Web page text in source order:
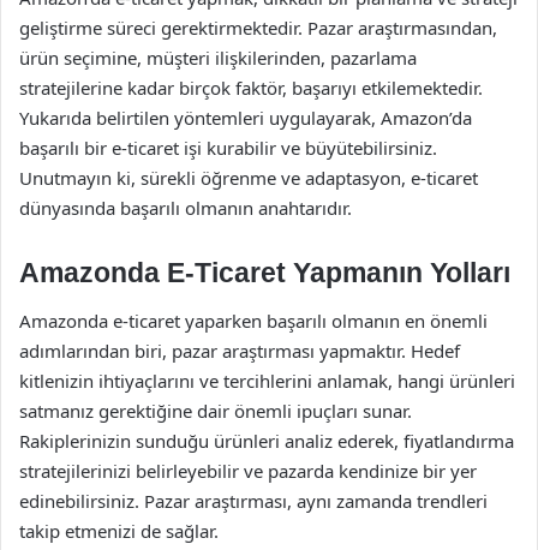
geliştirme süreci gerektirmektedir. Pazar araştırmasından,
ürün seçimine, müşteri ilişkilerinden, pazarlama
stratejilerine kadar birçok faktör, başarıyı etkilemektedir.
Yukarıda belirtilen yöntemleri uygulayarak, Amazon’da
başarılı bir e-ticaret işi kurabilir ve büyütebilirsiniz.
Unutmayın ki, sürekli öğrenme ve adaptasyon, e-ticaret
dünyasında başarılı olmanın anahtarıdır.
Amazonda E-Ticaret Yapmanın Yolları
Amazonda e-ticaret yaparken başarılı olmanın en önemli
adımlarından biri, pazar araştırması yapmaktır. Hedef
kitlenizin ihtiyaçlarını ve tercihlerini anlamak, hangi ürünleri
satmanız gerektiğine dair önemli ipuçları sunar.
Rakiplerinizin sunduğu ürünleri analiz ederek, fiyatlandırma
stratejilerinizi belirleyebilir ve pazarda kendinize bir yer
edinebilirsiniz. Pazar araştırması, aynı zamanda trendleri
takip etmenizi de sağlar.